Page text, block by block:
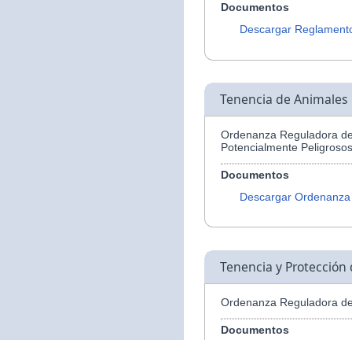
Documentos
Descargar
Tenencia de
Ordenanza Reguladora
Potencialmente Peligrosos
Documentos
Descargar Ordenanza
Tenencia y Protección
Ordenanza Reguladora
Documentos